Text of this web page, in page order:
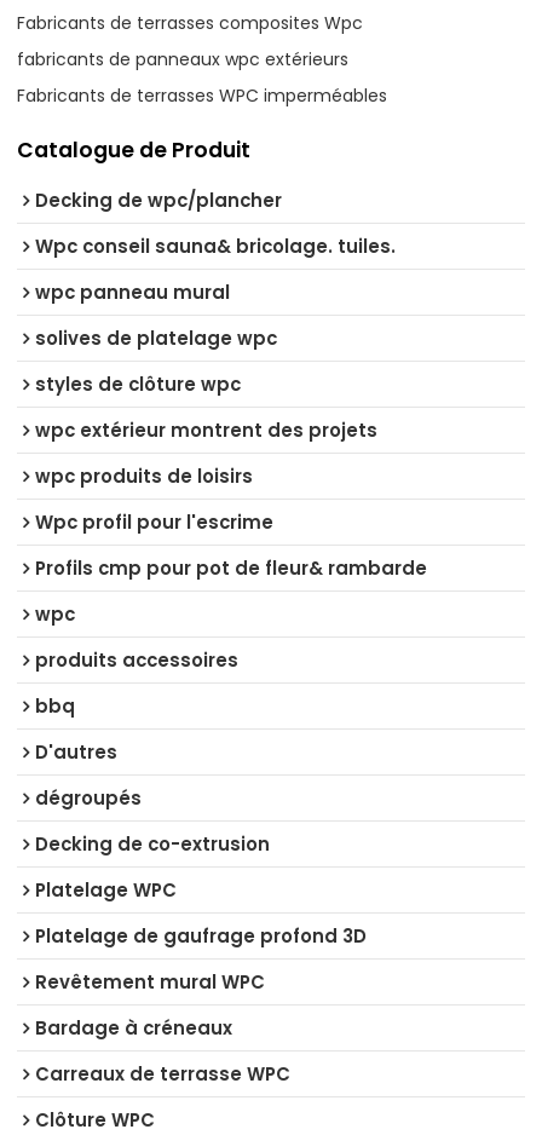
Fabricants de terrasses composites Wpc
fabricants de panneaux wpc extérieurs
Fabricants de terrasses WPC imperméables
Catalogue de Produit
Decking de wpc/plancher
Wpc conseil sauna& bricolage. tuiles.
wpc panneau mural
solives de platelage wpc
styles de clôture wpc
wpc extérieur montrent des projets
wpc produits de loisirs
Wpc profil pour l'escrime
Profils cmp pour pot de fleur& rambarde
wpc
produits accessoires
bbq
D'autres
dégroupés
Decking de co-extrusion
Platelage WPC
Platelage de gaufrage profond 3D
Revêtement mural WPC
Bardage à créneaux
Carreaux de terrasse WPC
Clôture WPC